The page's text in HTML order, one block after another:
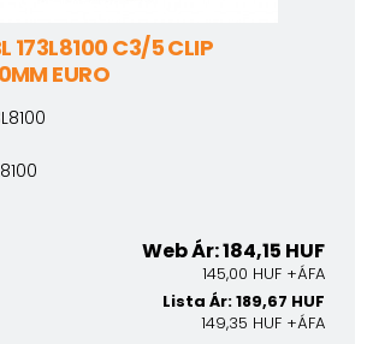
173L8100 C3/5 CLIP
EURO
Web Ár: 184,15 HUF
145,00 HUF +ÁFA
Lista Ár: 189,67 HUF
149,35 HUF +ÁFA